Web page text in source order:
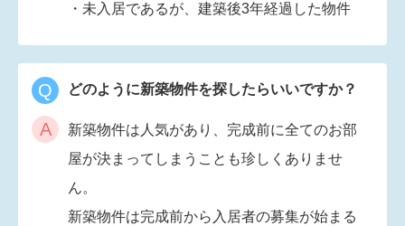
・未入居であるが、建築後3年経過した物件
Q どのように新築物件を探したらいいですか？
A
新築物件は人気があり、完成前に全てのお部
屋が決まってしまうことも珍しくありませ
ん。
新築物件は完成前から入居者の募集が始まる